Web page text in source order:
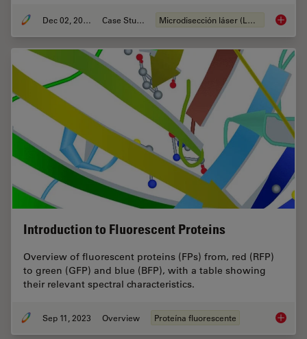
Dec 02, 2024 Case Study Microdisección láser (LMD) Deep
Introduction to Fluorescent Proteins
Overview of fluorescent proteins (FPs) from, red (RFP)
to green (GFP) and blue (BFP), with a table showing
their relevant spectral characteristics.
Sep 11, 2023 Overview Proteína fluorescente